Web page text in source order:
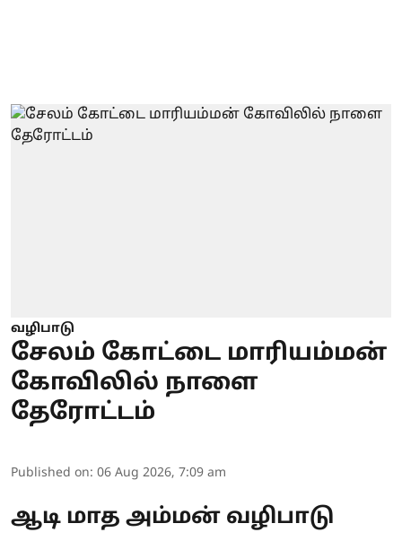
வழிபாடு
சேலம் கோட்டை மாரியம்மன்
கோவிலில் நாளை
தேரோட்டம்
Published on: 06 Aug 2026, 7:09 am
ஆடி மாத அம்மன் வழிபாடு